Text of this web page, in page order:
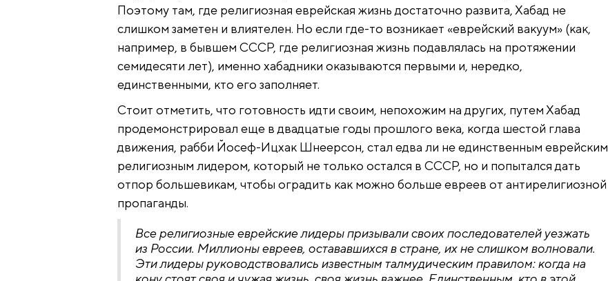
Поэтому там, где религиозная еврейская жизнь достаточно развита, Хабад не
слишком заметен и влиятелен. Но если где-то возникает «еврейский вакуум» (как,
например, в бывшем СССР, где религиозная жизнь подавлялась на протяжении
семидесяти лет), именно хабадники оказываются первыми и, нередко,
единственными, кто его заполняет.
Стоит отметить, что готовность идти своим, непохожим на других, путем Хабад
продемонстрировал еще в двадцатые годы прошлого века, когда шестой глава
движения, рабби Йосеф-Ицхак Шнеерсон, стал едва ли не единственным еврейским
религиозным лидером, который не только остался в СССР, но и попытался дать
отпор большевикам, чтобы оградить как можно больше евреев от антирелигиозной
пропаганды.
Все религиозные еврейские лидеры призывали своих последователей уезжать
из России. Миллионы евреев, остававшихся в стране, их не слишком волновали.
Эти лидеры руководствовались известным талмудическим правилом: когда на